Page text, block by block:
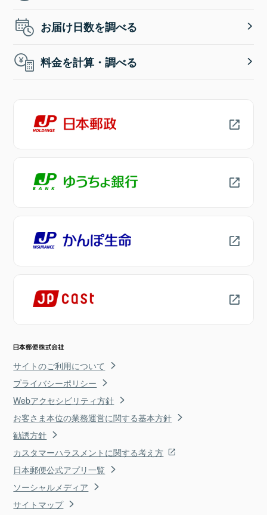
お届け日数を調べる
料金を計算・調べる
サイトのご利用について
プライバシーポリシー
Webアクセシビリティ方針
お客さま本位の業務運営に関する基本方針
勧誘方針
カスタマーハラスメントに関する考え方
日本郵便公式アプリ一覧
ソーシャルメディア
サイトマップ